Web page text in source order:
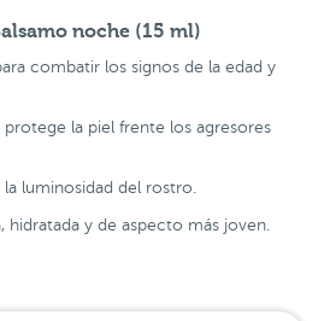
noche (15 ml)
combatir los signos de la edad y
la piel frente los agresores
luminosidad del rostro.
hidratada y de aspecto más joven.